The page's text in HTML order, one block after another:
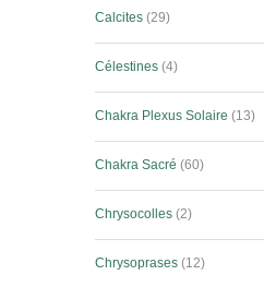
Calcites 29
Célestines 4
Chakra Plexus Solaire 13
Chakra Sacré 60
Chrysocolles 2
Chrysoprases 12